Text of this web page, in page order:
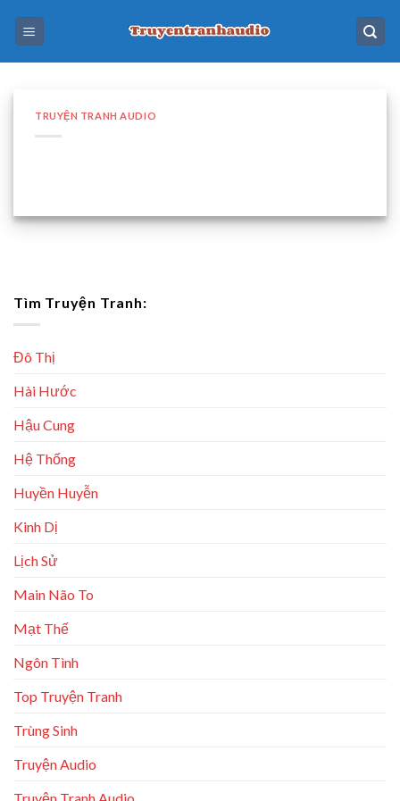
TRUYỆN TRANH AUDIO
Tìm Truyện Tranh:
Đô Thị
Hài Hước
Hậu Cung
Hệ Thống
Huyền Huyễn
Kinh Dị
Lịch Sử
Main Não To
Mạt Thế
Ngôn Tình
Top Truyện Tranh
Trùng Sinh
Truyện Audio
Truyện Tranh Audio